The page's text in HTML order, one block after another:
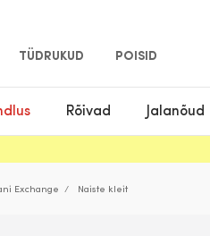
TÜDRUKUD POISID
Rõivad Jalanõud
Exchange Naiste kleit